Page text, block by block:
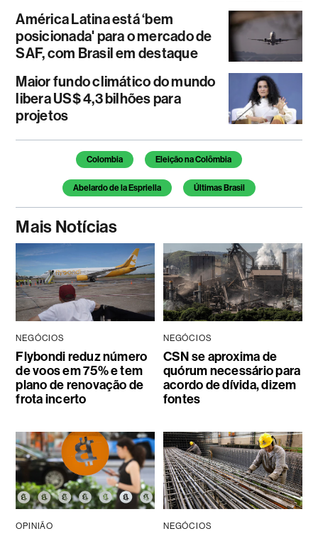
América Latina está ‘bem
posicionada' para o mercado de
SAF, com Brasil em destaque
Maior fundo climático do mundo
libera US$ 4,3 bilhões para
projetos
Temas deste artigo
Colombia Eleição na Colômbia
Abelardo de la Espriella Últimas Brasil
Mais Notícias
NEGÓCIOS
Flybondi reduz número
de voos em 75% e tem
plano de renovação de
frota incerto
NEGÓCIOS
CSN se aproxima de
quórum necessário para
acordo de dívida, dizem
fontes
OPINIÃO NEGÓCIOS